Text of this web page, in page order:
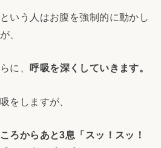
いう人はお腹を強制的に動かし
、
に、 呼吸を深くしていきます。
をしますが、
ろからあと3息「スッ！スッ！